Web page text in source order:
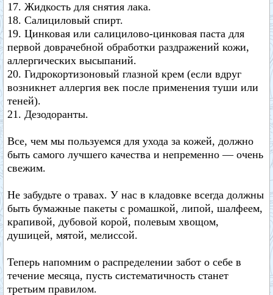
17. Жидкость для снятия лака.
18. Салициловый спирт.
19. Цинковая или салицилово-цинковая паста для
первой доврачебной обработки раздражений кожи,
аллергических высыпаний.
20. Гидрокортизоновый глазной крем (если вдруг
возникнет аллергия век после применения туши или
теней).
21. Дезодоранты.
Все, чем мы пользуемся для ухода за кожей, должно
быть самого лучшего качества и непременно — очень
свежим.
Не забудьте о травах. У нас в кладовке всегда должны
быть бумажные пакеты с ромашкой, липой, шалфеем,
крапивой, дубовой корой, полевым хвощом,
душицей, мятой, мелиссой.
Теперь напомним о распределении забот о себе в
течение месяца, пусть систематичность станет
третьим правилом.